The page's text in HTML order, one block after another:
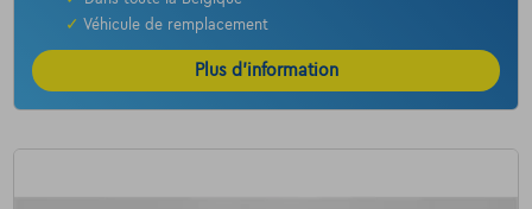
✓ Véhicule de remplacement
Plus d’information